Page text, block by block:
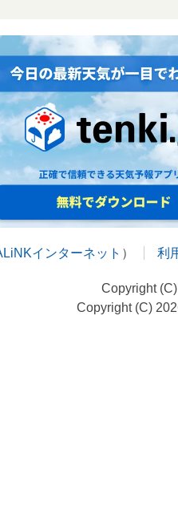
インターネット ） 利
Copyright
Copyright (C)